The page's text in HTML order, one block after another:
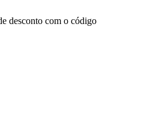
desconto com o código